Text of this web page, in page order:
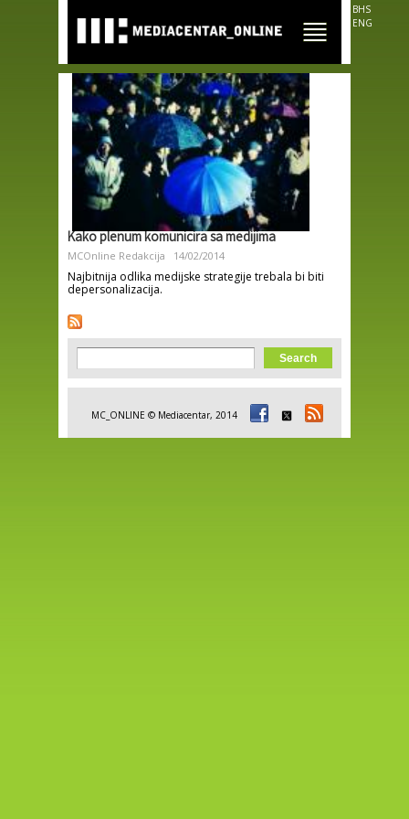
main
content
BHS
ENG
Kako plenum komunicira sa medijima
MCOnline Redakcija 14/02/2014
Najbitnija odlika medijske strategije trebala bi biti
depersonalizacija.
Search form
Search
MC_ONLINE © Mediacentar, 2014